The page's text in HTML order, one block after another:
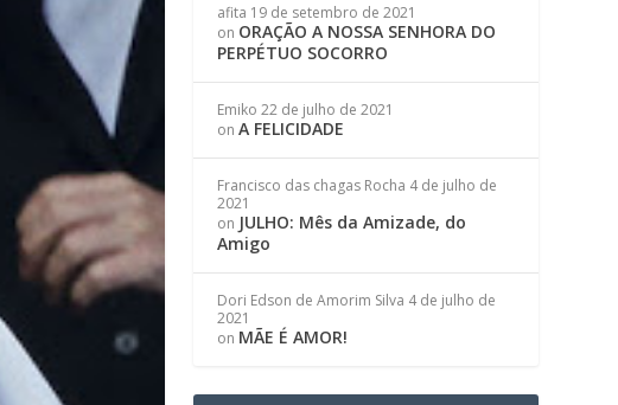
afita 19 de setembro de 2021
on ORAÇÃO A NOSSA SENHORA DO
PERPÉTUO SOCORRO
Emiko 22 de julho de 2021
onA FELICIDADE
Francisco das chagas Rocha 4 de julho de
2021
on JULHO: Mês da Amizade, do
Amigo
Dori Edson de Amorim Silva 4 de julho de
2021
on MÃE É AMOR!